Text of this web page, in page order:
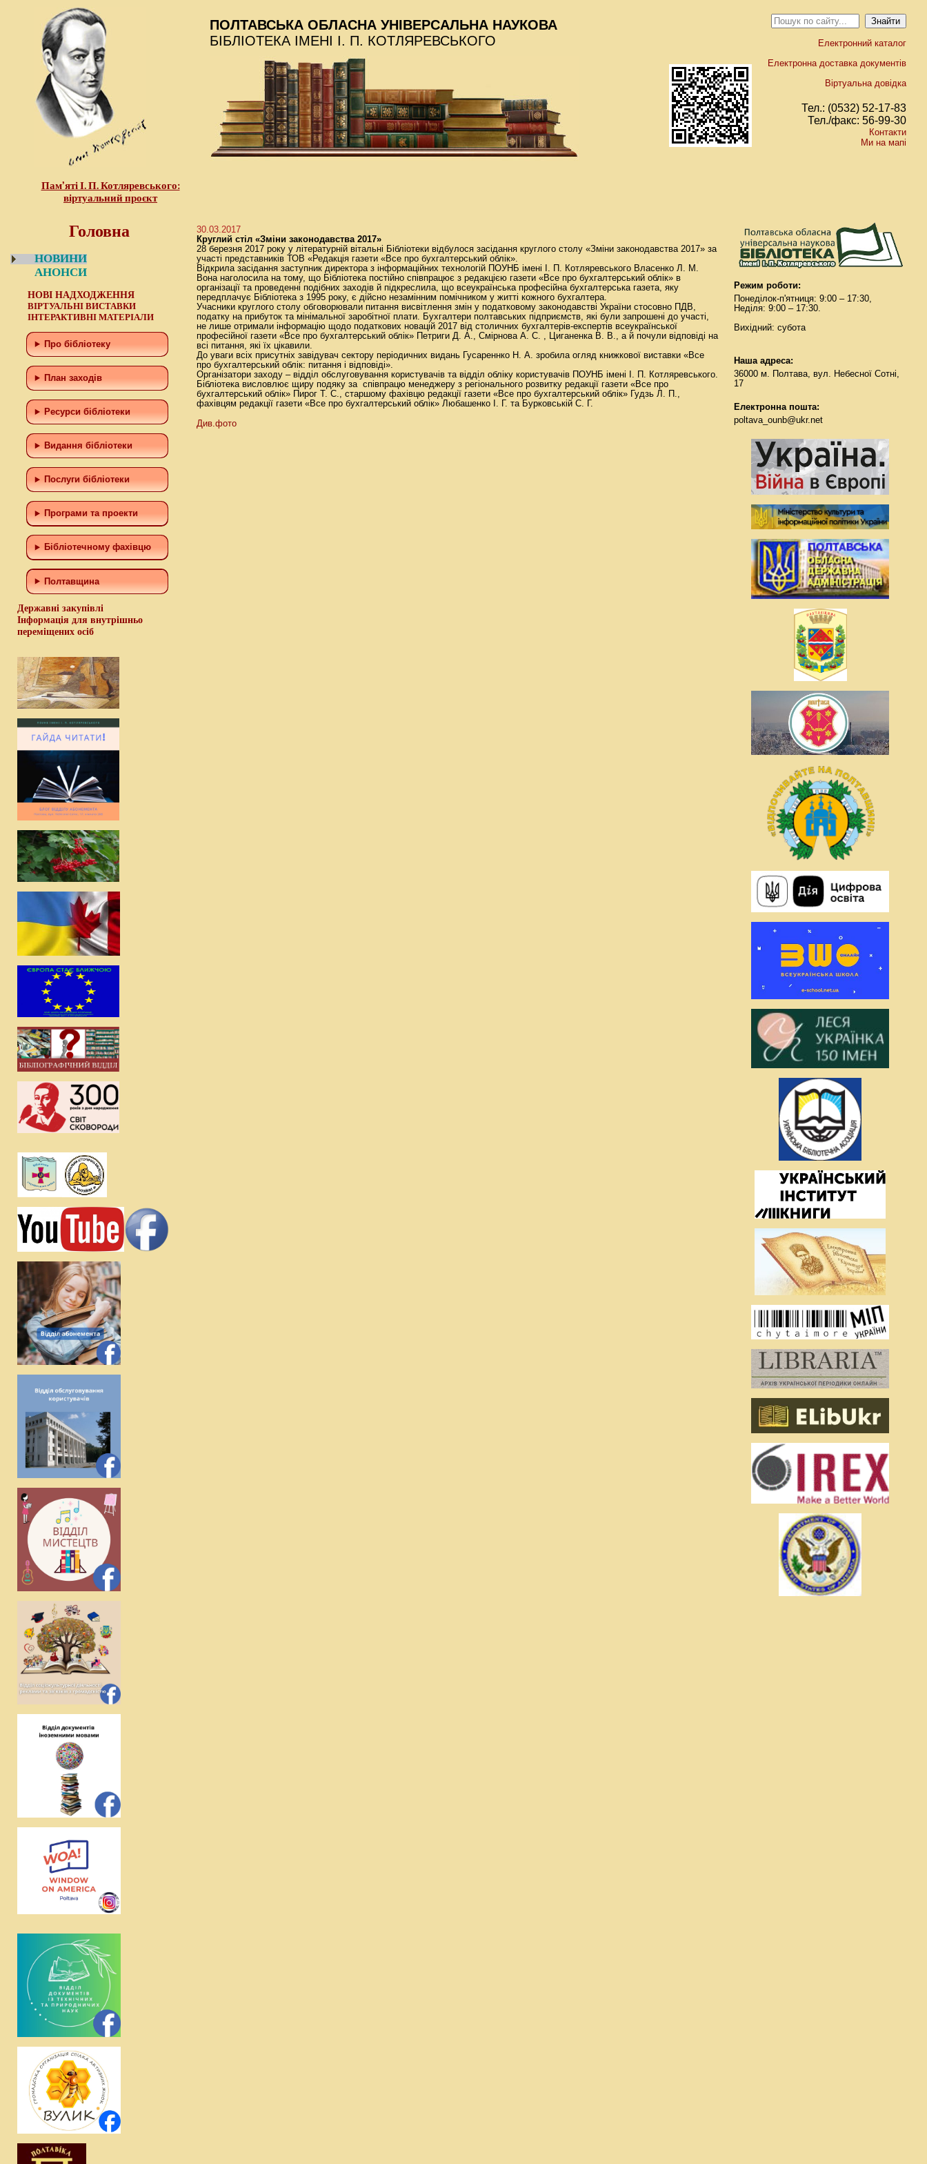
Пам’яті І. П. Котляревського:
віртуальний проєкт
ПОЛТАВСЬКА ОБЛАСНА УНІВЕРСАЛЬНА НАУКОВА
БІБЛІОТЕКА ІМЕНІ І. П. КОТЛЯРЕВСЬКОГО
Електронний каталог
Електронна доставка документів
Віртуальна довідка
Тел.: (0532) 52-17-83
Тел./факс: 56-99-30
Контакти
Ми на мапі
Головна
НОВИНИ
АНОНСИ
НОВІ НАДХОДЖЕННЯ
ВІРТУАЛЬНІ ВИСТАВКИ
ІНТЕРАКТИВНІ МАТЕРІАЛИ
Про бібліотеку
План заходів
Ресурси бібліотеки
Видання бібліотеки
Послуги бібліотеки
Програми та проекти
Бiблiотечному фахiвцю
Полтавщина
Державні закупівлі
Інформація для внутрішньо
переміщених осіб
30.03.2017
Круглий стіл «Зміни законодавства 2017»
28 березня 2017 року у літературній вітальні Бібліотеки відбулося засідання круглого столу «Зміни законодавства 2017» за
участі представників ТОВ «Редакція газети «Все про бухгалтерський облік».
Відкрила засідання заступник директора з інформаційних технологій ПОУНБ імені І. П. Котляревського Власенко Л. М.
Вона наголосила на тому, що Бібліотека постійно співпрацює з редакцією газети «Все про бухгалтерський облік» в
організації та проведенні подібних заходів й підкреслила, що всеукраїнська професійна бухгалтерська газета, яку
передплачує Бібліотека з 1995 року, є дійсно незамінним помічником у житті кожного бухгалтера.
Учасники круглого столу обговорювали питання висвітлення змін у податковому законодавстві України стосовно ПДВ,
податку на прибуток та мінімальної заробітної плати. Бухгалтери полтавських підприємств, які були запрошені до участі,
не лише отримали інформацію щодо податкових новацій 2017 від столичних бухгалтерів-експертів всеукраїнської
професійної газети «Все про бухгалтерський облік» Петриги Д. А., Смірнова А. С. , Циганенка В. В., а й почули відповіді на
всі питання, які їх цікавили.
До уваги всіх присутніх завідувач сектору періодичних видань Гусареннко Н. А. зробила огляд книжкової виставки «Все
про бухгалтерський облік: питання і відповіді».
Організатори заходу – відділ обслуговування користувачів та відділ обліку користувачів ПОУНБ імені І. П. Котляревського.
Бібліотека висловлює щиру подяку за співпрацю менеджеру з регіонального розвитку редакції газети «Все про
бухгалтерський облік» Пирог Т. С., старшому фахівцю редакції газети «Все про бухгалтерський облік» Гудзь Л. П.,
фахівцям редакції газети «Все про бухгалтерський облік» Любашенко І. Г. та Бурковській С. Г.
Див.фото
Режим роботи:
Понеділок-п'ятниця: 9:00 – 17:30,
Неділя: 9:00 – 17:30.
Вихідний: субота
Наша адреса:
36000 м. Полтава, вул. Небесної Сотні,
17
Електронна пошта:
poltava_ounb@ukr.net